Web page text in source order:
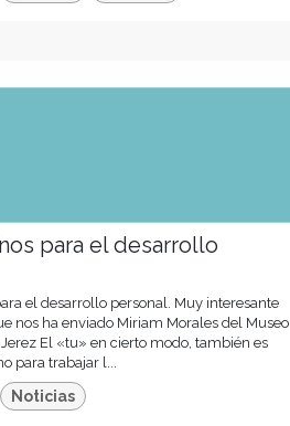
para el desarrollo
el desarrollo personal. Muy interesante
nos ha enviado Miriam Morales del Museo
El «tu» en cierto modo, también es
para trabajar l...
Noticias